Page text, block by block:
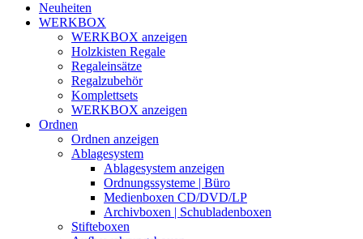
Neuheiten
WERKBOX
WERKBOX anzeigen
Holzkisten Regale
Regaleinsätze
Regalzubehör
Komplettsets
WERKBOX anzeigen
Ordnen
Ordnen anzeigen
Ablagesystem
Ablagesystem anzeigen
Ordnungssysteme | Büro
Medienboxen CD/DVD/LP
Archivboxen | Schubladenboxen
Stifteboxen